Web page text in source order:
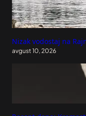
Nizak vodostaj na
avgust 10, 2026